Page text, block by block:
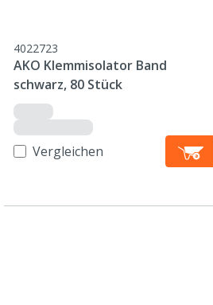
4022723
AKO Klemmisolator Band
schwarz, 80 Stück
Vergleichen